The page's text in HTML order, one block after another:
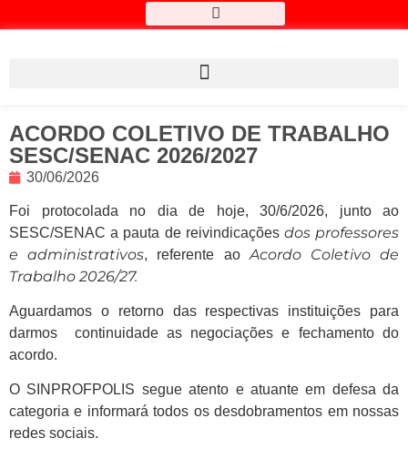
ACORDO COLETIVO DE TRABALHO
SESC/SENAC 2026/2027
30/06/2026
Foi protocolada no dia de hoje, 30/6/2026, junto ao
SESC/SENAC a pauta de reivindicações dos professores
e administrativos, referente ao Acordo Coletivo de
Trabalho 2026/27.
Aguardamos o retorno das respectivas instituições para
darmos continuidade as negociações e fechamento do
acordo.
O SINPROFPOLIS segue atento e atuante em defesa da
categoria e informará todos os desdobramentos em nossas
redes sociais.